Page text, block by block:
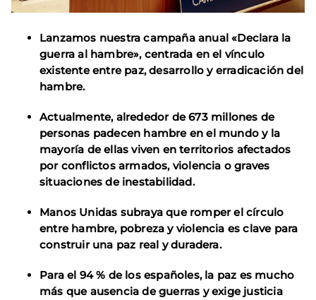
Lanzamos nuestra campaña anual «Declara la
guerra al hambre», centrada en el vínculo
existente entre paz, desarrollo y erradicación del
hambre.
Actualmente, alrededor de 673 millones de
personas padecen hambre en el mundo y la
mayoría de ellas viven en territorios afectados
por conflictos armados, violencia o graves
situaciones de inestabilidad.
Manos Unidas subraya que romper el círculo
entre hambre, pobreza y violencia es clave para
construir una paz real y duradera.
Para el 94 % de los españoles, la paz es mucho
más que ausencia de guerras y exige justicia